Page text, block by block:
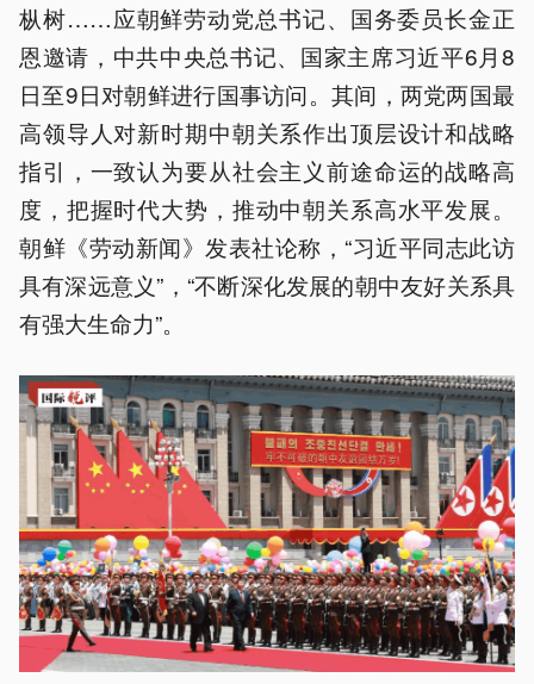
枞树……应朝鲜劳动党总书记、国务委员长金正
恩邀请，中共中央总书记、国家主席习近平6月8
日至9日对朝鲜进行国事访问。其间，两党两国最
高领导人对新时期中朝关系作出顶层设计和战略
指引，一致认为要从社会主义前途命运的战略高
度，把握时代大势，推动中朝关系高水平发展。
朝鲜《劳动新闻》发表社论称，“习近平同志此访
具有深远意义”，“不断深化发展的朝中友好关系具
有强大生命力”。